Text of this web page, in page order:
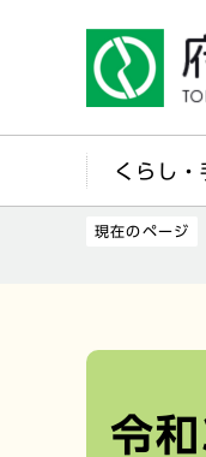
くらし・
現在のページ
令